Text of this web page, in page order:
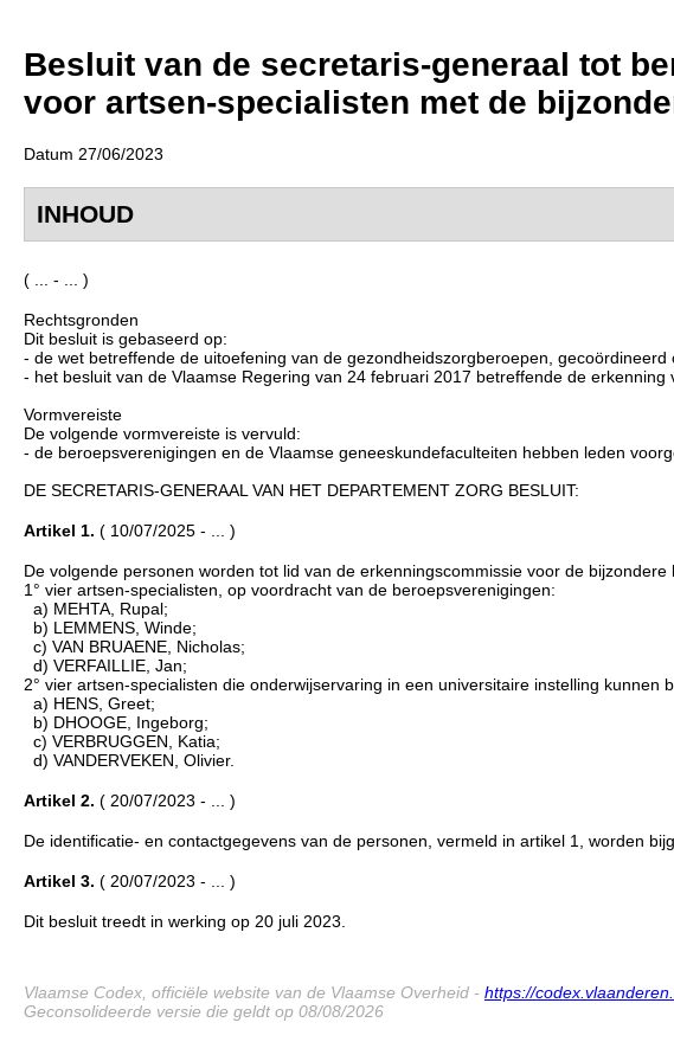
Besluit van de secretaris-generaal tot
voor artsen-specialisten met de
Datum 27/06/2023
INHOUD
( ... - ... )
Rechtsgronden
Dit besluit is gebaseerd op:
- de wet betreffende de uitoefening van de gezondheidszorgberoepen, gecoördineerd
- het besluit van de Vlaamse Regering van 24 februari 2017 betreffende de erkenning
Vormvereiste
De volgende vormvereiste is vervuld:
- de beroepsverenigingen en de Vlaamse geneeskundefaculteiten hebben leden
DE SECRETARIS-GENERAAL VAN HET DEPARTEMENT ZORG BESLUIT:
Artikel 1. ( 10/07/2025 - ... )
De volgende personen worden tot lid van de erkenningscommissie voor de
1° vier artsen-specialisten, op voordracht van de beroepsverenigingen:
a) MEHTA, Rupal;
b) LEMMENS, Winde;
c) VAN BRUAENE, Nicholas;
d) VERFAILLIE, Jan;
2° vier artsen-specialisten die onderwijservaring in een universitaire instelling
a) HENS, Greet;
b) DHOOGE, Ingeborg;
c) VERBRUGGEN, Katia;
d) VANDERVEKEN, Olivier.
Artikel 2. ( 20/07/2023 - ... )
De identificatie- en contactgegevens van de personen, vermeld in artikel 1, worden
Artikel 3. ( 20/07/2023 - ... )
Dit besluit treedt in werking op 20 juli 2023.
Vlaamse Codex, officiële website van de Vlaamse Overheid - https://
Geconsolideerde versie die geldt op 08/08/2026